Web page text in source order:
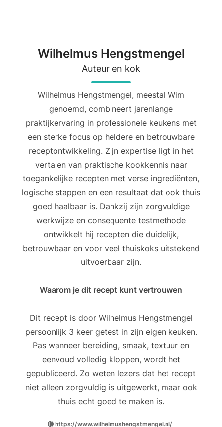
Wilhelmus Hengstmengel
Auteur en kok
Wilhelmus Hengstmengel, meestal Wim
genoemd, combineert jarenlange
praktijkervaring in professionele keukens met
een sterke focus op heldere en betrouwbare
receptontwikkeling. Zijn expertise ligt in het
vertalen van praktische kookkennis naar
toegankelijke recepten met verse ingrediënten,
logische stappen en een resultaat dat ook thuis
goed haalbaar is. Dankzij zijn zorgvuldige
werkwijze en consequente testmethode
ontwikkelt hij recepten die duidelijk,
betrouwbaar en voor veel thuiskoks uitstekend
uitvoerbaar zijn.
Waarom je dit recept kunt vertrouwen
Dit recept is door Wilhelmus Hengstmengel
persoonlijk 3 keer getest in zijn eigen keuken.
Pas wanneer bereiding, smaak, textuur en
eenvoud volledig kloppen, wordt het
gepubliceerd. Zo weten lezers dat het recept
niet alleen zorgvuldig is uitgewerkt, maar ook
thuis echt goed te maken is.
https://www.wilhelmushengstmengel.nl/